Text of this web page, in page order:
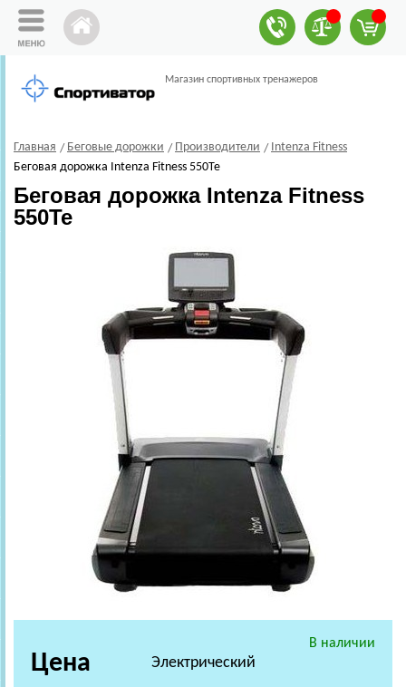
Магазин спортивных тренажеров
Главная Беговые дорожки Производители
Intenza Fitness
Беговая дорожка Intenza Fitness 550Te
Беговая дорожка Intenza Fitness
550Te
В наличии
Электрический
Цена